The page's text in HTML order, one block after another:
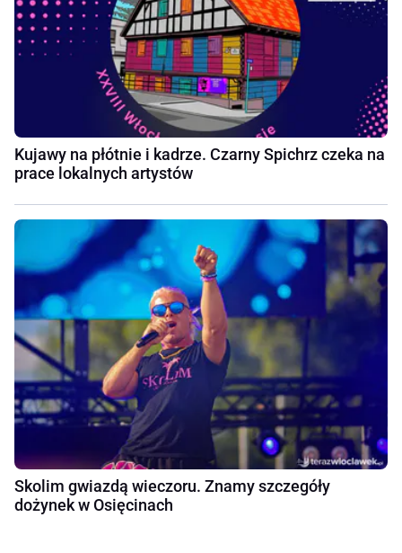
Kujawy na płótnie i kadrze. Czarny Spichrz czeka na
prace lokalnych artystów
Skolim gwiazdą wieczoru. Znamy szczegóły
dożynek w Osięcinach